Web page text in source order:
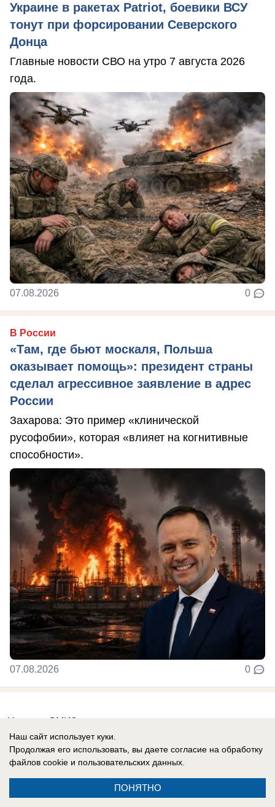
Украине в ракетах Patriot, боевики ВСУ
тонут при форсировании Северского
Донца
Главные новости СВО на утро 7 августа 2026
года.
07.08.2026 0
В России
«Там, где бьют москаля, Польша
оказывает помощь»: президент страны
сделал агрессивное заявление в адрес
России
Захарова: Это пример «клинической
русофобии», которая «влияет на когнитивные
способности».
07.08.2026 0
Новости СМИ2
Реклама на сайте Информация
Наш сайт использует куки.
Продолжая его использовать, вы даете согласие на обработку
файлов cookie и пользовательских данных.
ПОНЯТНО